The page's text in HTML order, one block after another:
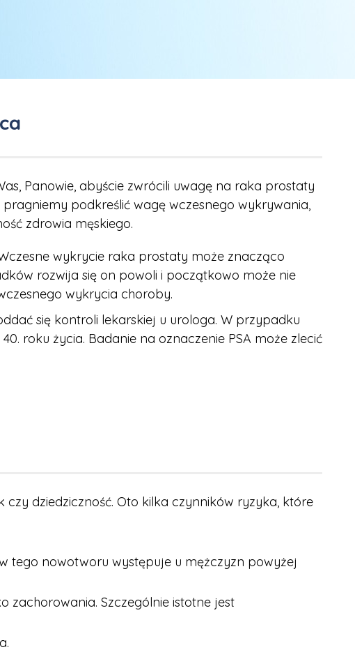
Panowie, abyście zwrócili uwagę na raka prostaty
podkreślić wagę wczesnego wykrywania,
zdrowia męskiego.
wykrycie raka prostaty może znacząco
rozwija się on powoli i początkowo może nie
wykrycia choroby.
się kontroli lekarskiej u urologa. W przypadku
roku życia. Badanie na oznaczenie PSA może zlecić
dziedziczność. Oto kilka czynników ryzyka, które
tego nowotworu występuje u mężczyzn powyżej
zachorowania. Szczególnie istotne jest